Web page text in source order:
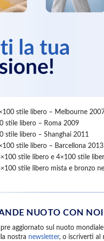
stile libero – Melbourne
stile libero – Roma 2009
stile libero – Shanghai 2011
stile libero – Barcellona 2013
stile libero e 4×100 stile
stile libero mista e bronzo
NUOTO CON NOI
aggiornato sul nuoto
nostra newsletter, o iscriverti al